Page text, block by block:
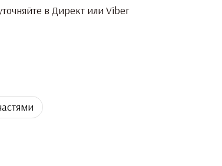
в Директ или Viber